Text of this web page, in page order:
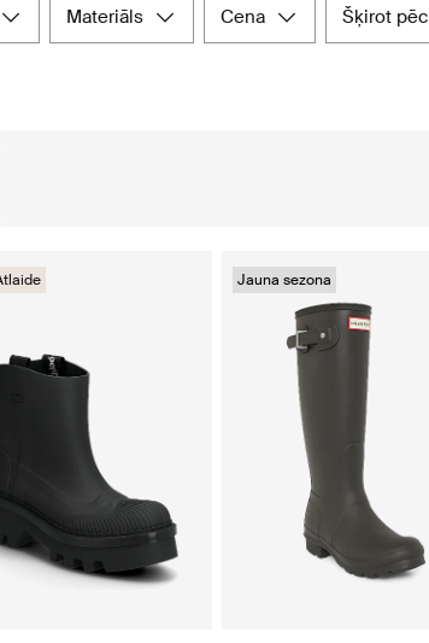
materiāls cena šķirot pēc
Jauna sezona